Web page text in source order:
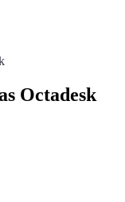
Octadesk